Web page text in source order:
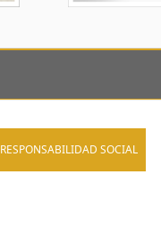
RESPONSABILIDAD SOCIAL